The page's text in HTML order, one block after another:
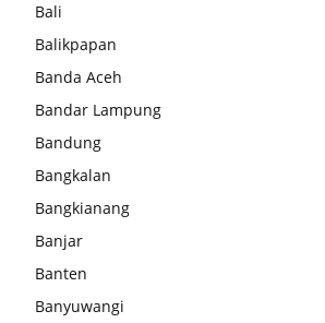
Bali
Balikpapan
Banda Aceh
Bandar Lampung
Bandung
Bangkalan
Bangkianang
Banjar
Banten
Banyuwangi